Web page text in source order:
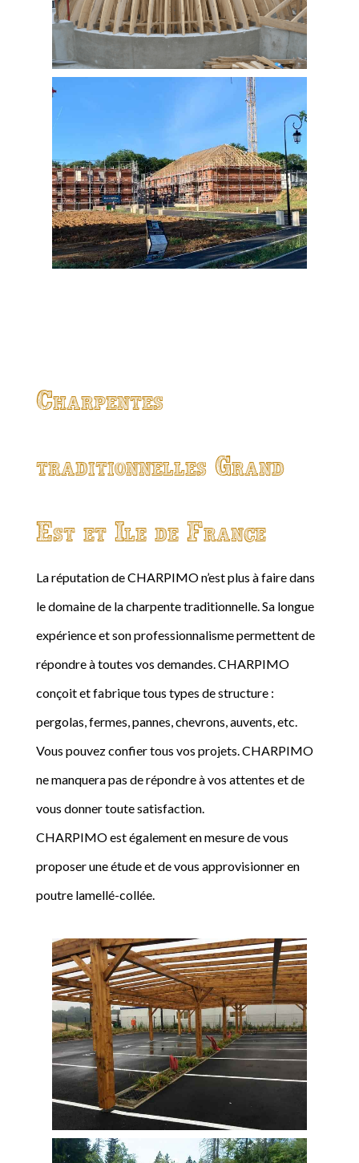
Charpentes
traditionnelles Grand
Est et Ile de France
La réputation de CHARPIMO n’est plus à faire dans
le domaine de la charpente traditionnelle. Sa longue
expérience et son professionnalisme permettent de
répondre à toutes vos demandes. CHARPIMO
conçoit et fabrique tous types de structure :
pergolas, fermes, pannes, chevrons, auvents, etc.
Vous pouvez confier tous vos projets. CHARPIMO
ne manquera pas de répondre à vos attentes et de
vous donner toute satisfaction.
CHARPIMO est également en mesure de vous
proposer une étude et de vous approvisionner en
poutre lamellé-collée.